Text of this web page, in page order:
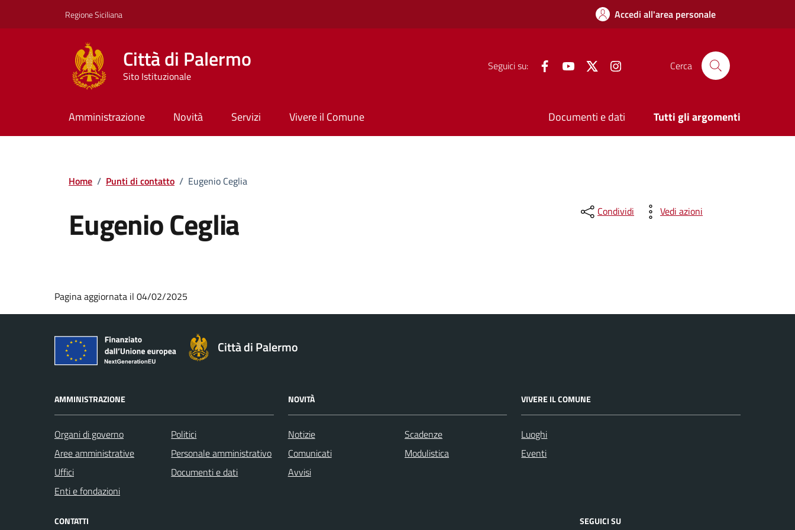
Regione Siciliana Accedi all'area personale
Città di Palermo
Sito Istituzionale
Seguici su: FacebookYouTube Twitter Cerca
Amministrazione Novità Servizi Vivere il Comune Documenti e dati Tutti gli argomenti
Home / Punti di contatto / Eugenio Ceglia
Eugenio Ceglia Condividi Vedi azioni
Pagina aggiornata il 04/02/2025
Città di Palermo
AMMINISTRAZIONE
Organi di governo
Aree amministrative
Uffici
Enti e fondazioni
Politici
Personale amministrativo
Documenti e dati
NOVITÀ
Notizie
Comunicati
Avvisi
Scadenze
Modulistica
VIVERE IL COMUNE
Luoghi
Eventi
CONTATTI SEGUICI SU